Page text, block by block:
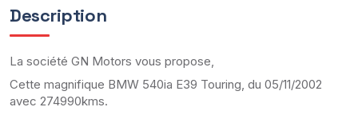
Description
La société GN Motors vous propose,
Cette magnifique BMW 540ia E39 Touring, du 05/11/2002
avec 274990kms.